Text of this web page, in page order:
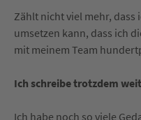
Zählt nicht viel mehr, dass
umsetzen kann, dass ich
mit meinem Team
Ich schreibe trotzdem
Ich habe noch so viele